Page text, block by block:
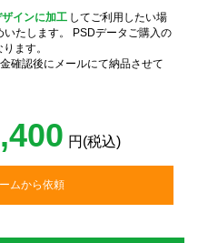
インに加工 してご利用したい場
いたします。 PSDデータご購入の
ります。
確認後にメールにて納品させて
円(税込)
ムから依頼